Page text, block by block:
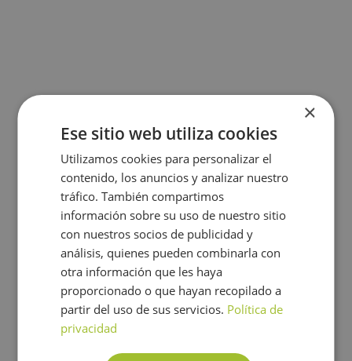
×
Ese sitio web utiliza cookies
Utilizamos cookies para personalizar el
contenido, los anuncios y analizar nuestro
tráfico. También compartimos
información sobre su uso de nuestro sitio
con nuestros socios de publicidad y
análisis, quienes pueden combinarla con
otra información que les haya
proporcionado o que hayan recopilado a
partir del uso de sus servicios. Política de
privacidad